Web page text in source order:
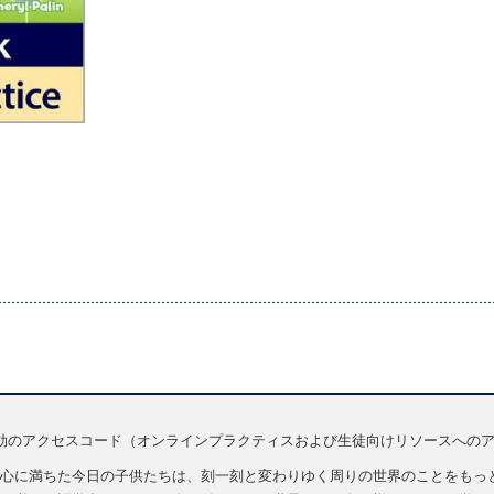
アクセスコード（オンラインプラクティスおよび生徒向けリソースへの
に満ちた今日の子供たちは、刻一刻と変わりゆく周りの世界のことをも